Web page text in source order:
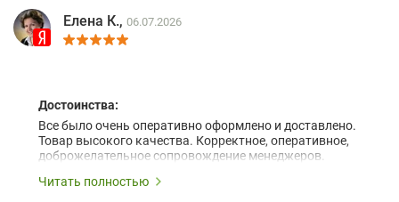
Елена К., 06.07.2026
Достоинства:
Все было очень оперативно оформлено и доставлено.
Товар высокого качества. Корректное, оперативное,
доброжелательное сопровождение менеджеров.
Читать полностью